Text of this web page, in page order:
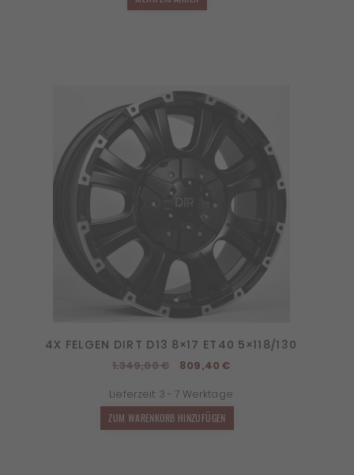
4X FELGEN DIRT D13 8×17 ET40 5×118/130
1.349,00€
Ursprünglicher
war:
1.349,00 €
809,40€Aktueller
ist:
Lieferzeit: 3 - 7 Werktage
ZUM WARENKORB HINZUFÜGEN